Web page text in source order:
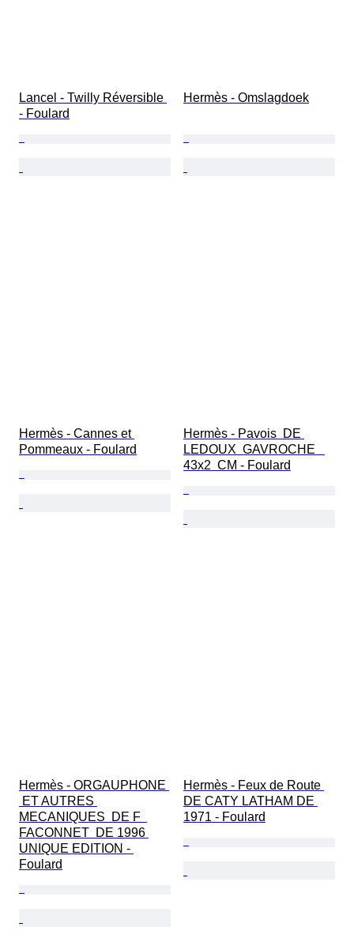
Lancel - Twilly Réversible
- Foulard
Hermès - Omslagdoek
Hermès - Cannes et
Pommeaux - Foulard
Hermès - Pavois  DE
LEDOUX  GAVROCHE
43x2  CM - Foulard
Hermès - ORGAUPHONE
ET AUTRES
MECANIQUES  DE F
FACONNET  DE 1996
UNIQUE EDITION -
Foulard
Hermès - Feux de Route
DE CATY LATHAM DE
1971 - Foulard